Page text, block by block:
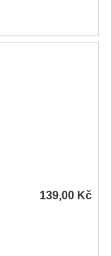
139,00 Kč